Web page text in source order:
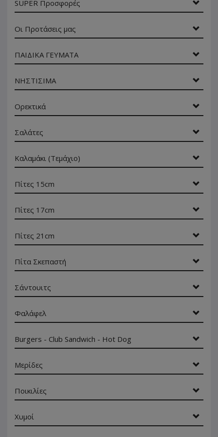
SUPER Προσφορές
Οι Προτάσεις μας
ΠΑΙΔΙΚΑ ΓΕΥΜΑΤΑ
ΝΗΣΤΙΣΙΜΑ
Ορεκτικά
Σαλάτες
Καλαμάκι (Τεμάχιο)
Πίτες 15cm
Πίτες 17cm
Πίτες 21cm
Πίτα Σκεπαστή
Σάντουιτς
Φαλάφελ
Burgers - Club Sandwich - Hot Dog
Μερίδες
Ποικιλίες
Χυμοί